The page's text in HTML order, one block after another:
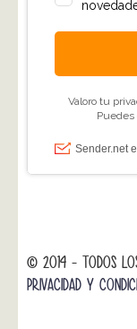
© 2014 - TODOS
PRIVACIDAD Y